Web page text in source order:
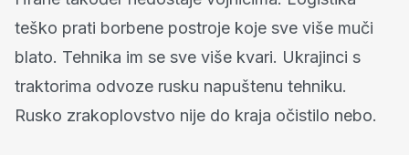
teško prati borbene postroje koje sve više muči
blato. Tehnika im se sve više kvari. Ukrajinci s
traktorima odvoze rusku napuštenu tehniku.
Rusko zrakoplovstvo nije do kraja očistilo nebo.